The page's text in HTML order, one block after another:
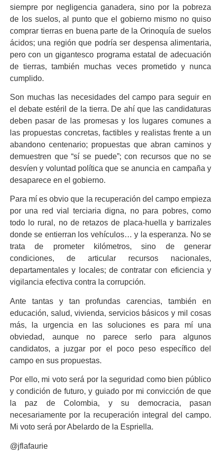
siempre por negligencia ganadera, sino por la pobreza
de los suelos, al punto que el gobierno mismo no quiso
comprar tierras en buena parte de la Orinoquía de suelos
ácidos; una región que podría ser despensa alimentaria,
pero con un gigantesco programa estatal de adecuación
de tierras, también muchas veces prometido y nunca
cumplido.
Son muchas las necesidades del campo para seguir en
el debate estéril de la tierra. De ahí que las candidaturas
deben pasar de las promesas y los lugares comunes a
las propuestas concretas, factibles y realistas frente a un
abandono centenario; propuestas que abran caminos y
demuestren que “sí se puede”; con recursos que no se
desvíen y voluntad política que se anuncia en campaña y
desaparece en el gobierno.
Para mí es obvio que la recuperación del campo empieza
por una red vial terciaria digna, no para pobres, como
todo lo rural, no de retazos de placa-huella y barrizales
donde se entierran los vehículos… y la esperanza. No se
trata de prometer kilómetros, sino de generar
condiciones, de articular recursos nacionales,
departamentales y locales; de contratar con eficiencia y
vigilancia efectiva contra la corrupción.
Ante tantas y tan profundas carencias, también en
educación, salud, vivienda, servicios básicos y mil cosas
más, la urgencia en las soluciones es para mí una
obviedad, aunque no parece serlo para algunos
candidatos, a juzgar por el poco peso específico del
campo en sus propuestas.
Por ello, mi voto será por la seguridad como bien público
y condición de futuro, y guiado por mi convicción de que
la paz de Colombia, y su democracia, pasan
necesariamente por la recuperación integral del campo.
Mi voto será por Abelardo de la Espriella.
@jflafaurie